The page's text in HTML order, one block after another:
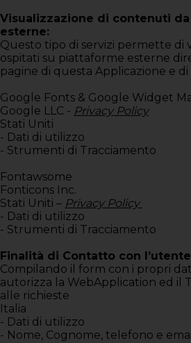
Visualizzazione di contenuti
esterne:
Questo tipo di servizi permette di
ospitati su piattaforme esterne
pagine di questa Applicazione e di
Google Fonts & Google Widget
Google LLC - Privacy Policy
Stati Uniti
- Dati di utilizzo
- Strumenti di Tracciamento
Fontawsome
Fonticons Inc.
Stati Uniti – Privacy Policy
- Dati di utilizzo
- Strumenti di Tracciamento
Finalità di Contatto con l’utente
Compilando il form con i propri
autorizza la WebApplication ed il
alle richieste
Italia
- Dati di utilizzo
- Nome, Cognome, telefono e